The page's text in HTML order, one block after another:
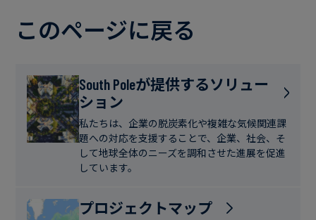
へ
り
み
ガ
ス
食
飲
料
ス
ブ
ロ
ー
ス
ス
デ
このページに戻る
South Poleが提供するソリュー
ション
私たちは、企業の脱炭素化や複雑な気候関連課
題への対応を支援することで、企業、社会、そ
して地球全体のニーズを調和させた進展を促進
しています。
プロジェクトマップ